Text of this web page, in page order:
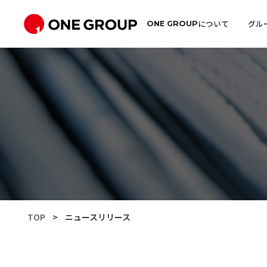
ONE GROUPについて グル
TOP > ニュースリリース